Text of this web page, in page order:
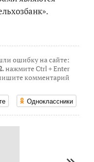
ошибку на сайте:
нажмите Ctrl + Enter
комментарий
Одноклассники